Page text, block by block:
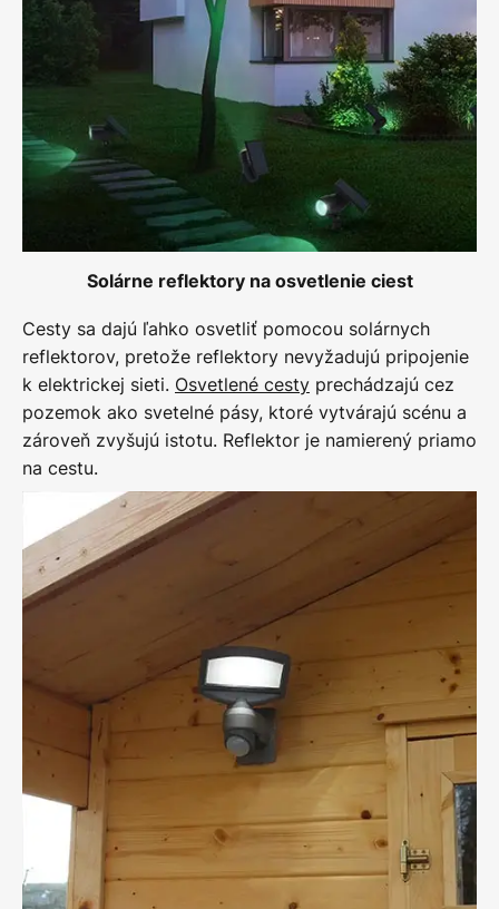
Solárne reflektory na osvetlenie ciest
Cesty sa dajú ľahko osvetliť pomocou solárnych
reflektorov, pretože reflektory nevyžadujú pripojenie
k elektrickej sieti. Osvetlené cesty prechádzajú cez
pozemok ako svetelné pásy, ktoré vytvárajú scénu a
zároveň zvyšujú istotu. Reflektor je namierený priamo
na cestu.